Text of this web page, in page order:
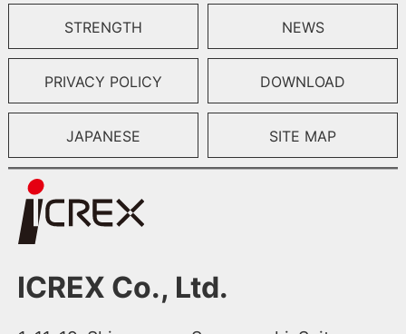
STRENGTH NEWS
PRIVACY POLICY DOWNLOAD
JAPANESE SITE MAP
ICREX Co., Ltd.